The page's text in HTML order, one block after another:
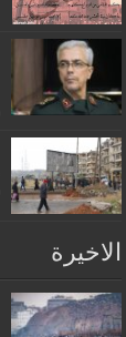
الاخيرة